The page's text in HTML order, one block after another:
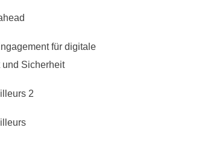
für digitale
und Sicherheit
2